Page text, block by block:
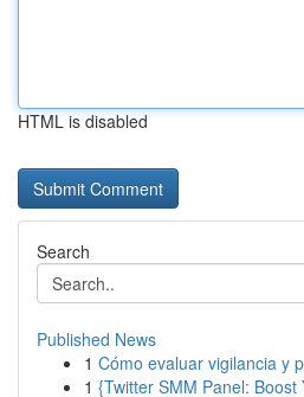
HTML is disabled
Search
Published News
1 Cómo evaluar vigilancia y
1 {Twitter SMM Panel: Boost